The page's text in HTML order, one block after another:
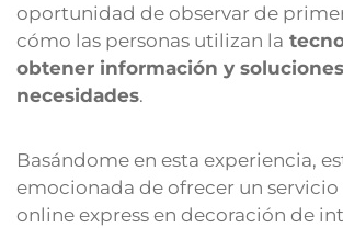
oportunidad de observar de
cómo las personas utilizan la
obtener información y
necesidades.
Basándome en esta experiencia,
emocionada de ofrecer un servicio
online express en decoración de